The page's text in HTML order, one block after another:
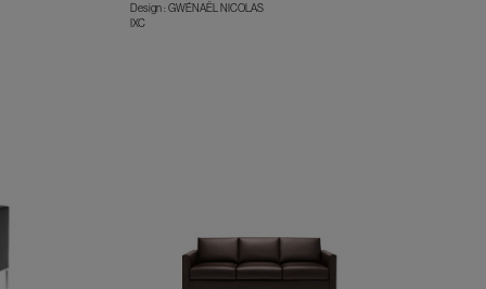
Design : GWÉNAËL NICOLAS
IXC